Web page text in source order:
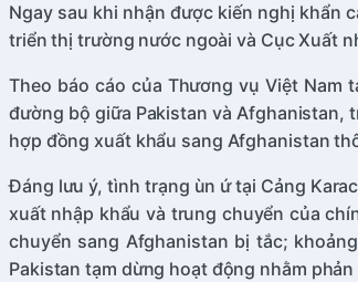
Ngay sau khi nhận được kiến nghị khẩn
triển thị trường nước ngoài và Cục Xuất
Theo báo cáo của Thương vụ Việt Nam
đường bộ giữa Pakistan và Afghanistan,
hợp đồng xuất khẩu sang Afghanistan
Đáng lưu ý, tình trạng ùn ứ tại Cảng
xuất nhập khẩu và trung chuyển của
chuyển sang Afghanistan bị tắc;
Pakistan tạm dừng hoạt động nhằm